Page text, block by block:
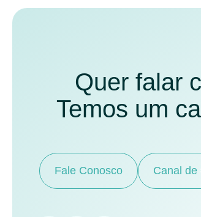
Quer falar
Temos um
Fale Conosco Canal de